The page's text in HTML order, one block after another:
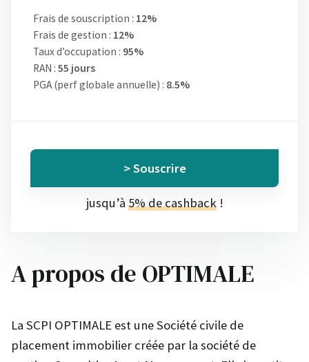
Frais de souscription : 12%
Frais de gestion : 12%
Taux d’occupation : 95%
RAN : 55 jours
PGA (perf globale annuelle) : 8.5%
> Souscrire
jusqu’à 5% de cashback !
A propos de OPTIMALE
La SCPI OPTIMALE est une Société civile de
placement immobilier créée par la société de